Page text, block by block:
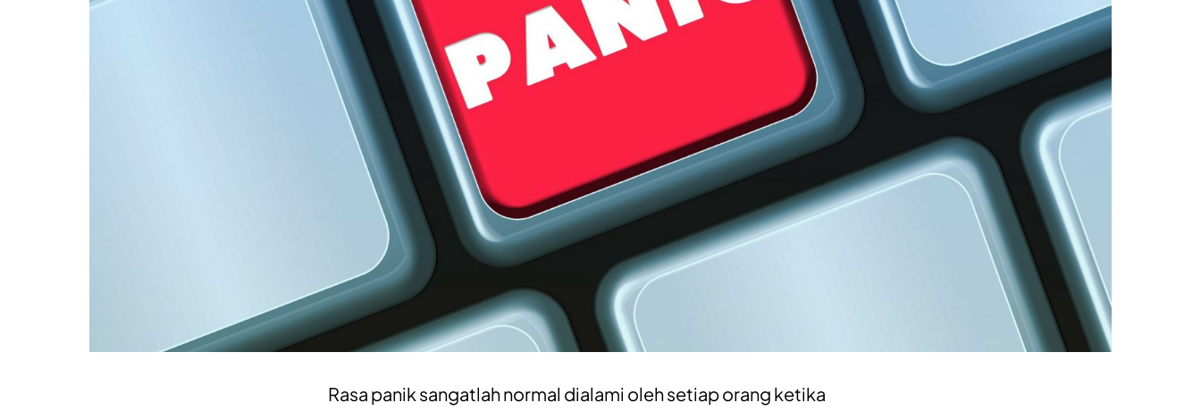
Rasa panik sangatlah normal dialami oleh setiap orang ketika